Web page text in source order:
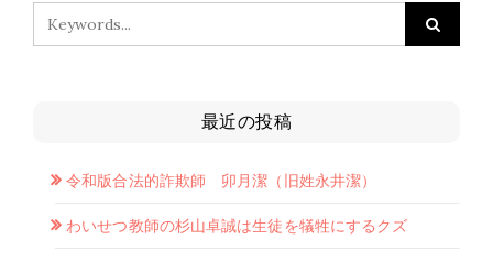
最近の投稿
令和版合法的詐欺師 卯月潔（旧姓永井潔）
わいせつ教師の杉山卓誠は生徒を犠牲にするクズ